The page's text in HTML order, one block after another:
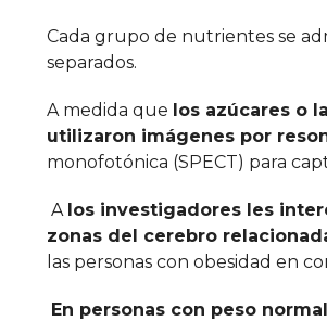
Cada grupo de nutrientes se
separados.
A medida que los azúcares o
utilizaron imágenes por
monofotónica (SPECT) para
A los investigadores les
zonas del cerebro
las personas con obesidad en
En personas con peso